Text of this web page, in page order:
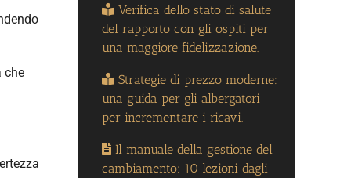
che
Verifica dello stato di salute
del rapporto con gli ospiti per
una maggiore fidelizzazione.
Strategie di prezzo moderne:
una guida per gli albergatori
per incrementare i ricavi.
Il manuale della gestione del
cambiamento: 10 lezioni dagli